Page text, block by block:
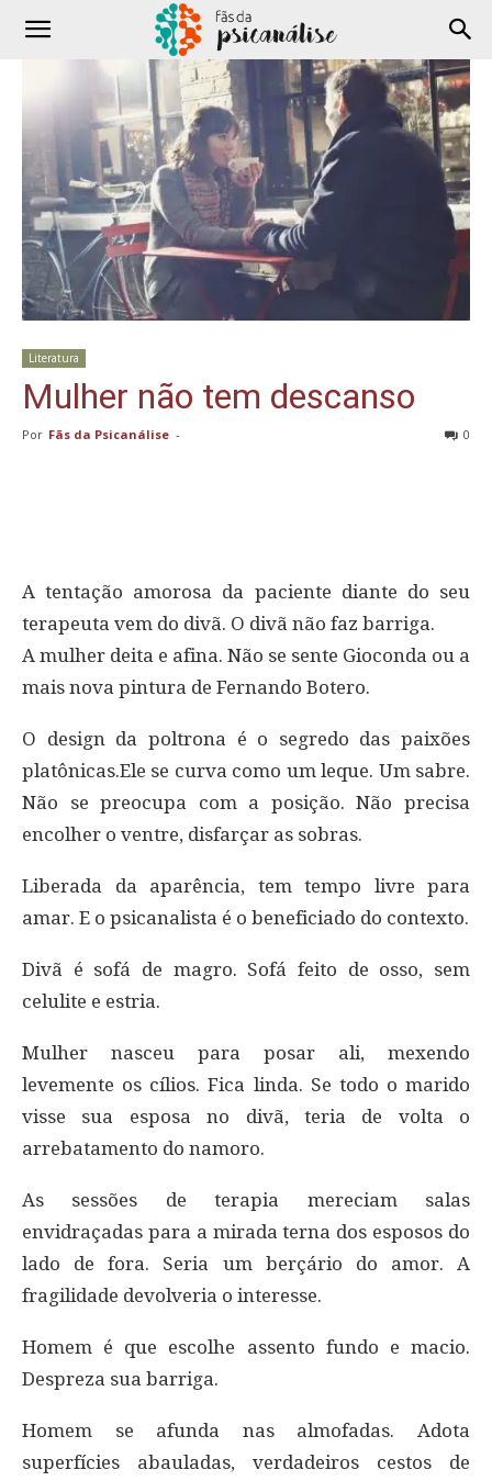
Literatura
Mulher não tem descanso
Por Fãs da Psicanálise - 0
A tentação amorosa da paciente diante do seu
terapeuta vem do divã. O divã não faz barriga.
A mulher deita e afina. Não se sente Gioconda ou a
mais nova pintura de Fernando Botero.
O design da poltrona é o segredo das paixões
platônicas.Ele se curva como um leque. Um sabre.
Não se preocupa com a posição. Não precisa
encolher o ventre, disfarçar as sobras.
Liberada da aparência, tem tempo livre para
amar. E o psicanalista é o beneficiado do contexto.
Divã é sofá de magro. Sofá feito de osso, sem
celulite e estria.
Mulher nasceu para posar ali, mexendo
levemente os cílios. Fica linda. Se todo o marido
visse sua esposa no divã, teria de volta o
arrebatamento do namoro.
As sessões de terapia mereciam salas
envidraçadas para a mirada terna dos esposos do
lado de fora. Seria um berçário do amor. A
fragilidade devolveria o interesse.
Homem é que escolhe assento fundo e macio.
Despreza sua barriga.
Homem se afunda nas almofadas. Adota
superfícies abauladas, verdadeiros cestos de